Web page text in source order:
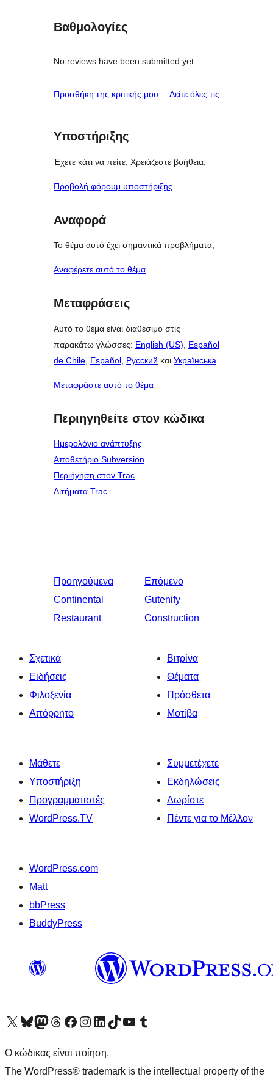
Βαθμολογίες
No reviews have been submitted yet.
Προσθήκη της κριτικής μου Δείτε όλες τις
Υποστήριξης
Έχετε κάτι να πείτε; Χρειάζεστε βοήθεια;
Προβολή φόρουμ υποστήριξης
Αναφορά
Το θέμα αυτό έχει σημαντικά προβλήματα;
Αναφέρετε αυτό το θέμα
Μεταφράσεις
Αυτό το θέμα είναι διαθέσιμο στις
παρακάτω γλώσσες: English (US)
Español
de Chile Español Русский και Українська
Μεταφράστε αυτό το θέμα
Περιηγηθείτε στον κώδικα
Ημερολόγιο ανάπτυξης
Αποθετήριο Subversion
Περιήγηση στον Trac
Αιτήματα Trac
Προηγούμενα
Continental
Restaurant
Επόμενο
Gutenify
Construction
Σχετικά
Ειδήσεις
Φιλοξενία
Απόρρητο
Βιτρίνα
Θέματα
Πρόσθετα
Μοτίβα
Μάθετε
Υποστήριξη
Προγραμματιστές
WordPress.TV
Συμμετέχετε
Εκδηλώσεις
Δωρίστε
Πέντε για το Μέλλον
WordPress.com
Matt
bbPress
BuddyPress
Visit our X (formerly Twitter) account
Visit our Bluesky account
Επισκεφθείτε τον λογαριασμό μας στο Mastodon
Visit our Threads account
Επισκεφτείτε τη σελίδα μας στο Facebook
Επισκεφθείτε τον λογαριασμό μας Instagram
Επισκεφθείτε τον λογαριασμό μας LinkedIn
Visit our TikTok account
Visit our YouTube channel
Visit our Tumblr account
Ο κώδικας είναι ποίηση.
The WordPress® trademark is the intellectual property of the